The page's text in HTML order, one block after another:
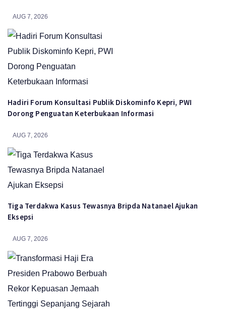
AUG 7, 2026
Hadiri Forum Konsultasi Publik Diskominfo Kepri, PWI
Dorong Penguatan Keterbukaan Informasi
AUG 7, 2026
Tiga Terdakwa Kasus Tewasnya Bripda Natanael Ajukan
Eksepsi
AUG 7, 2026